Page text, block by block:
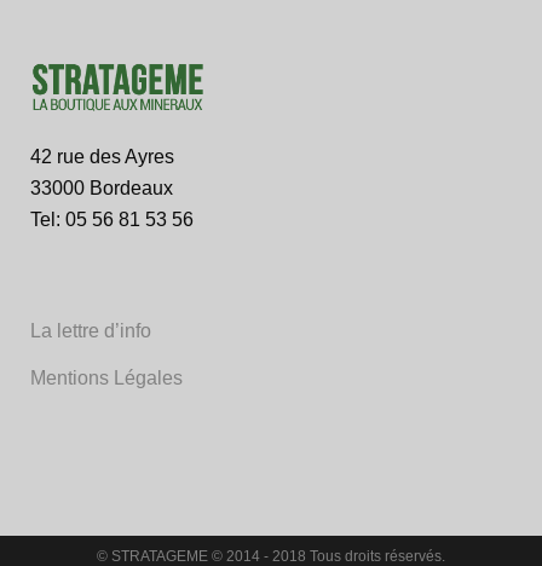
42 rue des Ayres
33000 Bordeaux
Tel: 05 56 81 53 56
La lettre d’info
Mentions Légales
© STRATAGEME © 2014 - 2018 Tous droits réservés.